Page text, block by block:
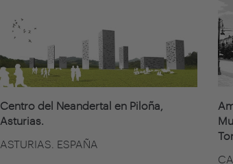
Centro del Neandertal en Piloña,
Asturias.
ASTURIAS. ESPAÑA